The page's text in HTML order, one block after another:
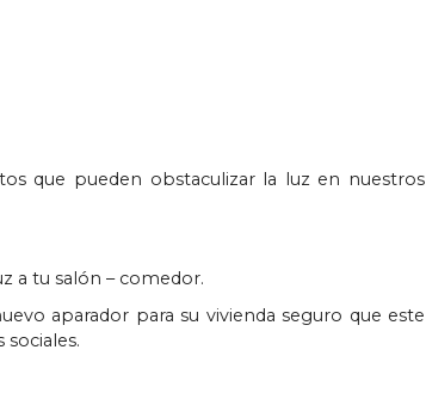
que pueden obstaculizar la luz en nuestros
a tu salón – comedor.
aparador para su vivienda seguro que este